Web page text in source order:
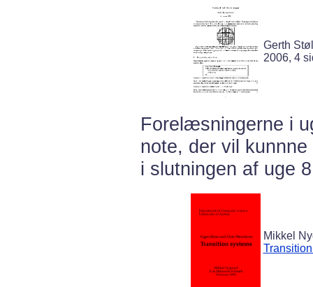
Gerth
2006, 4
Forelæsningerne i
note, der vil
i slutningen af uge
Mikkel